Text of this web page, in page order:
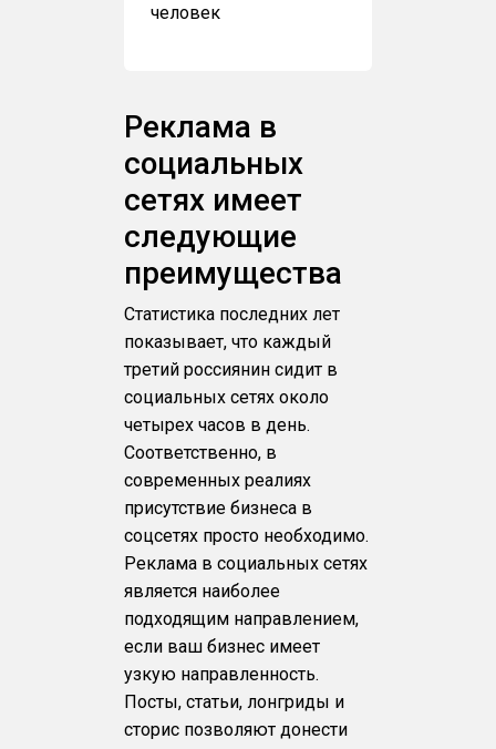
человек
Реклама в
социальных
сетях имеет
следующие
преимущества
Статистика последних лет
показывает, что каждый
третий россиянин сидит в
социальных сетях около
четырех часов в день.
Соответственно, в
современных реалиях
присутствие бизнеса в
соцсетях просто необходимо.
Реклама в социальных сетях
является наиболее
подходящим направлением,
если ваш бизнес имеет
узкую направленность.
Посты, статьи, лонгриды и
сторис позволяют донести